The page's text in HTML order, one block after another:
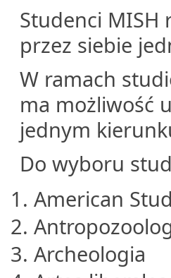
Studenci MISH
przez siebie
W ramach
ma możliwość
jednym
Do wyboru
American
Archeologia